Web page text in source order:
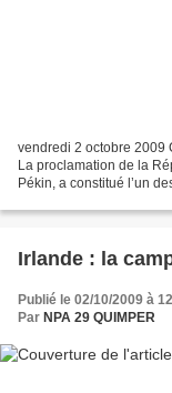
vendredi 2 octobre 2009
La proclamation de la
Pékin, a constitué l’un
Irlande : la
Publié le 02/10/2009 à
Par NPA 29 QUIMPER